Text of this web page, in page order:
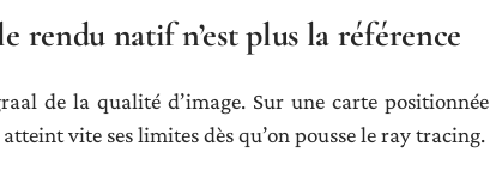
rendu natif n’est plus la référence
de la qualité d’image. Sur une carte positionnée
vite ses limites dès qu’on pousse le ray tracing.